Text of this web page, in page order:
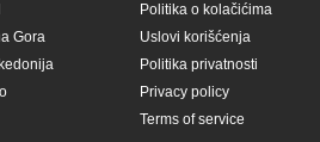
Gora
Politika o kolačićima
Uslovi korišćenja
Politika privatnosti
Privacy policy
Terms of service